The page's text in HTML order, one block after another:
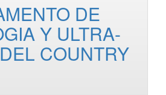
DE
Y ULTRA-
COUNTRY